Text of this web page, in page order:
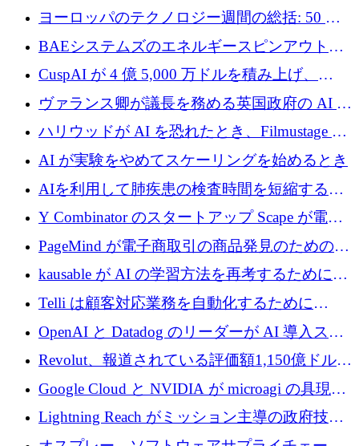
のために 300 万ユーロを調達
ヨーロッパのテクノロジー週間の総括: 50 以
上の取引に 10 億ユーロ以上を投資
BAEシステムズのエネルギースピンアウト原
子力タービンが1500万ポンドの資金調達でス
テルスから浮上
CuspAI が 4 億 5,000 万ドルを積み上げ、
Resist.UA が 5,000 万ユーロの基金を立ち上
げ、DSIT が廃止される
ヴァランス卿が議長を務める英国政府の AI タ
スクフォースが発足
ハリウッドが AI を恐れたとき、Filmustage は
代わりにプリプロダクションに賭けました
AI が実験をやめてスケーリングを始めるとき
AIを利用して肺疾患の検査時間を短縮する英
国のヘルステック挑戦者が1900万ドルを獲得
Y Combinator のスタートアップ Scape が電子
メールを再考するために 320 万ドルを調達し
てステルスから浮上
PageMind が電子商取引の商品発見のための
AI を拡張するために 120 万ユーロを調達
kausable が AI の学習方法を再考するために
1,200 万ユーロを調達
Telli は顧客対応業務を自動化するために
1,500 万ドルのシードを確保
OpenAI と Datadog のリーダーが AI 導入スタ
ートアップ Arrakis を支援
Revolut、報道されている評価額1,150億ドルで
の新たな二次株式売却を確認
Google Cloud と NVIDIA が microagi の具現化
された AI の野望を推進
Lightning Reach がミッション主導の政府技術
グループとしてポートフォリオを拡大し ETG